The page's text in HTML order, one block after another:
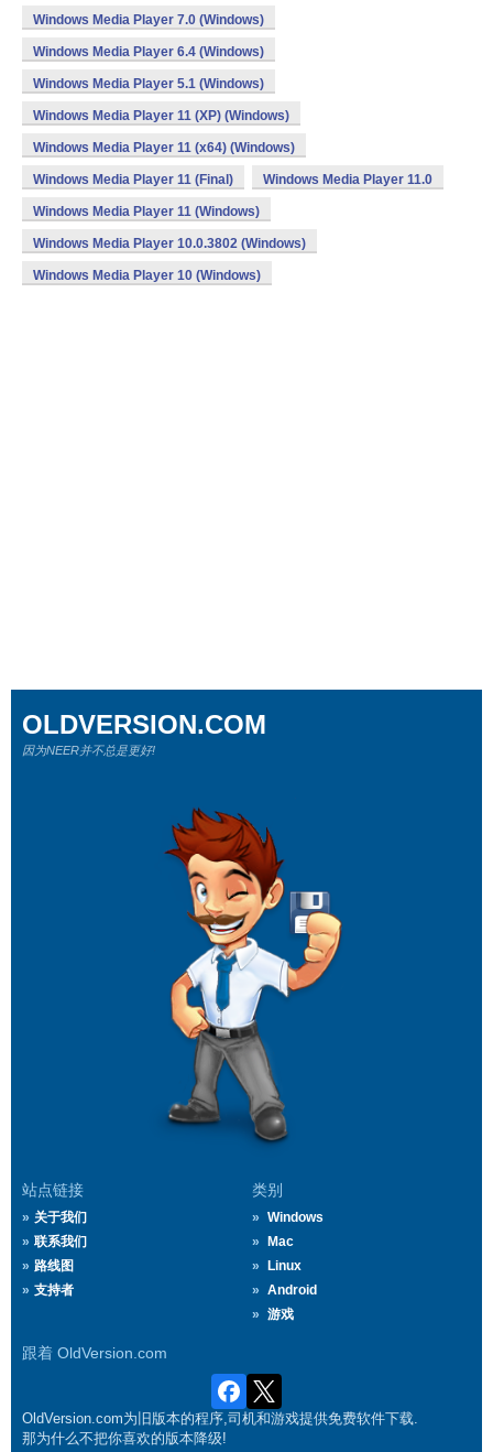
Windows Media Player 7.0 (Windows)
Windows Media Player 6.4 (Windows)
Windows Media Player 5.1 (Windows)
Windows Media Player 11 (XP) (Windows)
Windows Media Player 11 (x64) (Windows)
Windows Media Player 11 (Final) Windows Media Player 11.0
Windows Media Player 11 (Windows)
Windows Media Player 10.0.3802 (Windows)
Windows Media Player 10 (Windows)
站点链接
关于我们
联系我们
路线图
支持者
类别
Windows
Mac
Linux
Android
游戏
跟着 OldVersion.com
OLDVERSION.COM
因为NEER并不总是更好!
OldVersion.com为旧版本的程序,司机和游戏提供免费软件下载.
那为什么不把你喜欢的版本降级!